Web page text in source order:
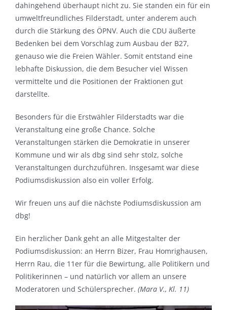
dahingehend überhaupt nicht zu. Sie standen ein für ein
umweltfreundliches Filderstadt, unter anderem auch
durch die Stärkung des ÖPNV. Auch die CDU äußerte
Bedenken bei dem Vorschlag zum Ausbau der B27,
genauso wie die Freien Wähler. Somit entstand eine
lebhafte Diskussion, die dem Besucher viel Wissen
vermittelte und die Positionen der Fraktionen gut
darstellte.
Besonders für die Erstwähler Filderstadts war die
Veranstaltung eine große Chance. Solche
Veranstaltungen stärken die Demokratie in unserer
Kommune und wir als dbg sind sehr stolz, solche
Veranstaltungen durchzuführen. Insgesamt war diese
Podiumsdiskussion also ein voller Erfolg.
Wir freuen uns auf die nächste Podiumsdiskussion am
dbg!
Ein herzlicher Dank geht an alle Mitgestalter der
Podiumsdiskussion: an Herrn Bizer, Frau Homrighausen,
Herrn Rau, die 11er für die Bewirtung, alle Politikern und
Politikerinnen – und natürlich vor allem an unsere
Moderatoren und Schülersprecher. (Mara V., Kl. 11)